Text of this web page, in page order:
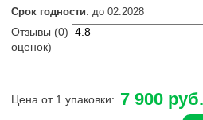
Срок годности: до 02.2028
Отзывы (0)
оценок)
Цена от 1 упаковки: 7 900 руб.